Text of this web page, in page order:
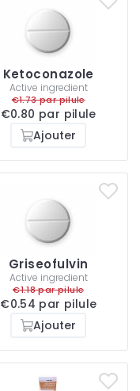
Ketoconazole
Active ingredient
€1.73 par pilule
€0.80 par pilule
Ajouter
Griseofulvin
Active ingredient
€1.18 par pilule
€0.54 par pilule
Ajouter